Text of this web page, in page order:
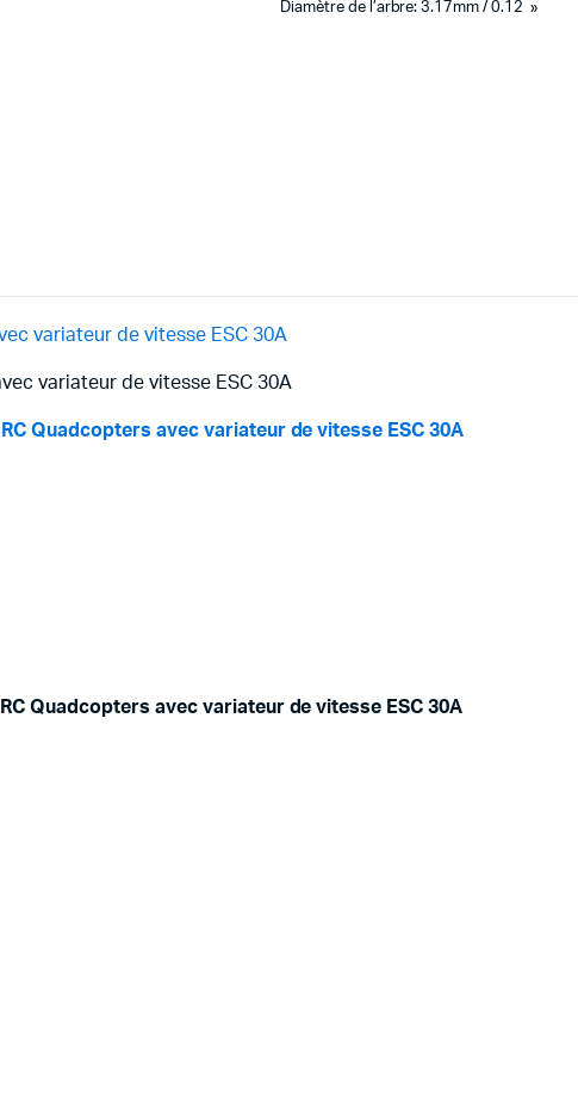
Diamètre de l’arbre: 3.17mm / 0.12 »
variateur de vitesse ESC 30A
variateur de vitesse ESC 30A
Quadcopters avec variateur de vitesse ESC 30A
Quadcopters avec variateur de vitesse ESC 30A